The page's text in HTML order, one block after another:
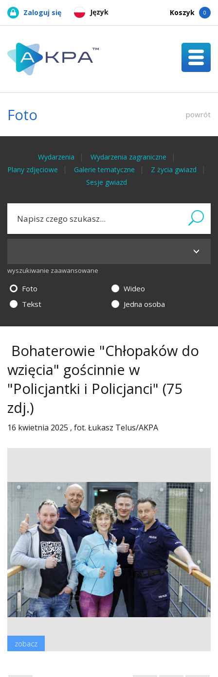
Język
Zaloguj się Koszyk 0
Foto powrót
Wydarzenia
Wydarzenia zagraniczne
Plany zdjęciowe
Galerie tematyczne
Z życia gwiazd
Sesje gwiazd
wyszukiwanie zaawansowane
Foto
Wideo
Tekst
Jedna osoba
Bohaterowie "Chłopaków do
wzięcia" gościnnie w
"Policjantki i Policjanci" (75
zdj.)
16 kwietnia 2025 , fot. Łukasz Telus/AKPA
zobacz